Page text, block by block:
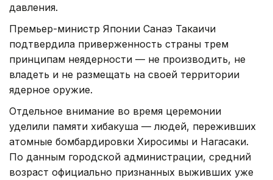
давления.
Премьер-министр Японии Санаэ Такаичи
подтвердила приверженность страны трем
принципам неядерности — не производить, не
владеть и не размещать на своей территории
ядерное оружие.
Отдельное внимание во время церемонии
уделили памяти хибакуша — людей, переживших
атомные бомбардировки Хиросимы и Нагасаки.
По данным городской администрации, средний
возраст официально признанных выживших уже